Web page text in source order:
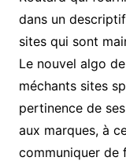
dans un
sites qui sont
Le nouvel algo
méchants sites
pertinence de
aux marques, à
communiquer de